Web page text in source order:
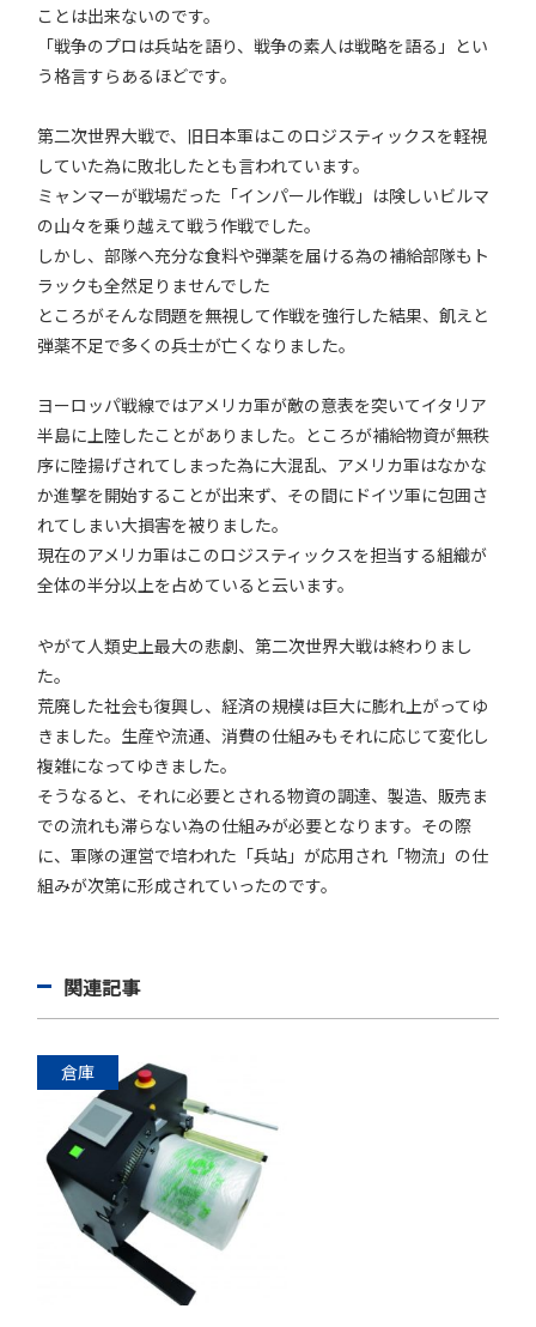
ことは出来ないのです。
「戦争のプロは兵站を語り、戦争の素人は戦略を語る」とい
う格言すらあるほどです。
第二次世界大戦で、旧日本軍はこのロジスティックスを軽視
していた為に敗北したとも言われています。
ミャンマーが戦場だった「インパール作戦」は険しいビルマ
の山々を乗り越えて戦う作戦でした。
しかし、部隊へ充分な食料や弾薬を届ける為の補給部隊もト
ラックも全然足りませんでした
ところがそんな問題を無視して作戦を強行した結果、飢えと
弾薬不足で多くの兵士が亡くなりました。
ヨーロッパ戦線ではアメリカ軍が敵の意表を突いてイタリア
半島に上陸したことがありました。ところが補給物資が無秩
序に陸揚げされてしまった為に大混乱、アメリカ軍はなかな
か進撃を開始することが出来ず、その間にドイツ軍に包囲さ
れてしまい大損害を被りました。
現在のアメリカ軍はこのロジスティックスを担当する組織が
全体の半分以上を占めていると云います。
やがて人類史上最大の悲劇、第二次世界大戦は終わりまし
た。
荒廃した社会も復興し、経済の規模は巨大に膨れ上がってゆ
きました。生産や流通、消費の仕組みもそれに応じて変化し
複雑になってゆきました。
そうなると、それに必要とされる物資の調達、製造、販売ま
での流れも滞らない為の仕組みが必要となります。その際
に、軍隊の運営で培われた「兵站」が応用され「物流」の仕
組みが次第に形成されていったのです。
関連記事
倉庫